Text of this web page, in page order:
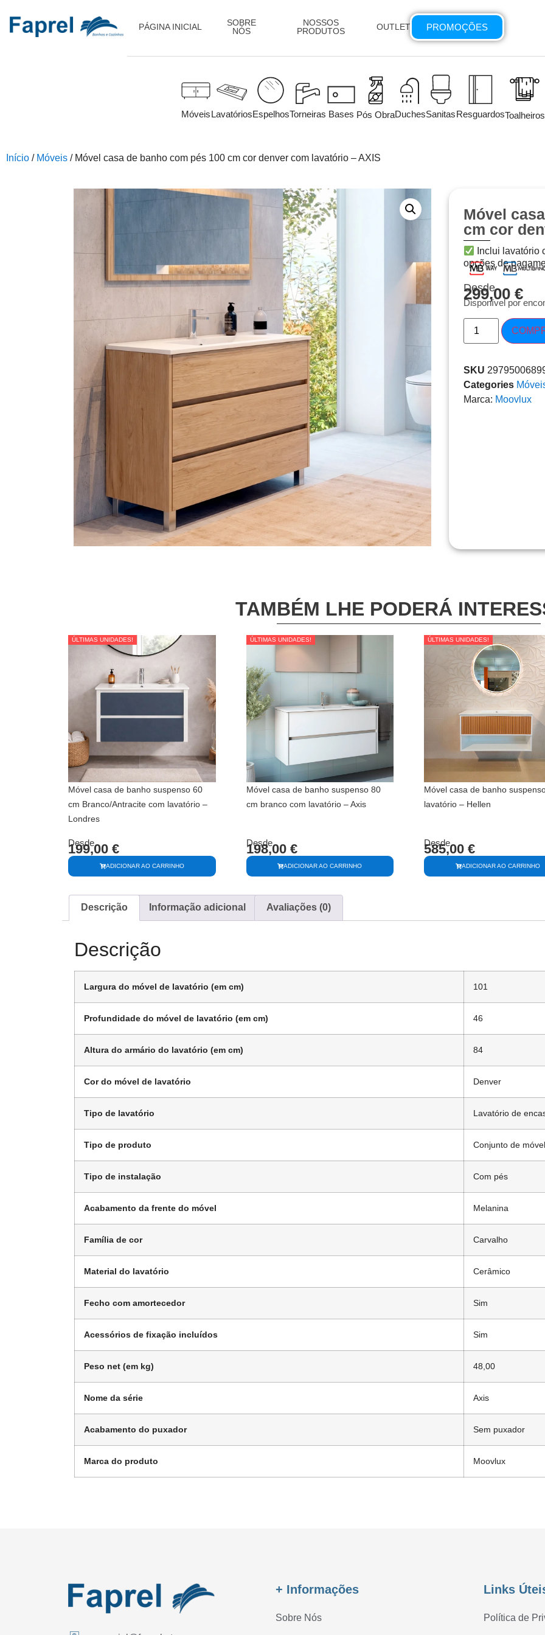
PÁGINA INICIAL
SOBRE
NÓS
NOSSOS
PRODUTOS
OUTLET PROMOÇÕES
MóveisLavatóriosEspelhosTorneiras Bases Pós ObraDuchesSanitasResguardosToalheiros
Início / Móveis / Móvel casa de banho com pés 100 cm cor denver com lavatório – AXIS
Móvel
cm cor
Inclui lavatório
opções de
Desde
299,00 €
Disponível por
SKU
Categories
Marca: Moovlux
TAMBÉM LHE PODERÁ
ÚLTIMAS UNIDADES!
ÚLTIMAS UNIDADES!
Móvel casa de banho suspenso 60
cm Branco/Antracite com lavatório –
Londres
ADICIONAR AO CARRINHO
Desde
199,00 €
ÚLTIMAS UNIDADES!
ÚLTIMAS UNIDADES!
Móvel casa de banho suspenso 80
cm branco com lavatório – Axis
ADICIONAR AO CARRINHO
Desde
198,00 €
ÚLTIMAS UNIDADES!
ÚLTIMAS UNIDADES!
Móvel casa de banho
lavatório – Hellen
ADICIONAR AO CARRINHO
Desde
585,00 €
Descrição Informação adicional Avaliações (0)
Descrição
Largura do móvel de lavatório (em cm) 101
Profundidade do móvel de lavatório (em cm) 46
Altura do armário do lavatório (em cm) 84
Cor do móvel de lavatório Denver
Tipo de lavatório Lavatório de
Tipo de produto Conjunto de
Tipo de instalação Com pés
Acabamento da frente do móvel Melanina
Família de cor Carvalho
Material do lavatório Cerâmico
Fecho com amortecedor Sim
Acessórios de fixação incluídos Sim
Peso net (em kg) 48,00
Nome da série Axis
Acabamento do puxador Sem puxador
Marca do produto Moovlux
+ Informações
Sobre Nós
Links
Política de